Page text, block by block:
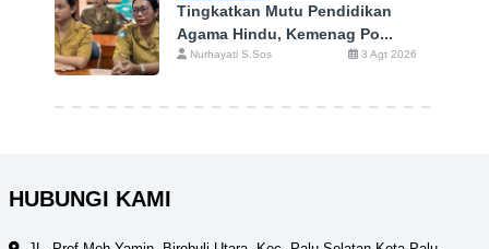
Tingkatkan Mutu Pendidikan
Agama Hindu, Kemenag Po...
Nurhayati S.Sos 3 Agt 2026
HUBUNGI KAMI